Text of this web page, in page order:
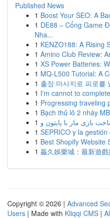
Published News
1 Boost Your SEO: A
1 DE88 – Cổng Game
Nha...
1 KENZO188: A Rising
1 Amino Club Review:
1 XS Power Batteries:
1 MQ-L500 Tutorial: A
1 출장 마사지로 피로를
1 I'm cannot to
1 Progressing traveling
1 Bạch thủ lô 2 nháy
1
1 SEPRICO y la
1 Best Shopify Website
1 贏久娛樂城：最新遊
Copyright © 2026 | Advanced
Users | Made with Kliqqi CMS |